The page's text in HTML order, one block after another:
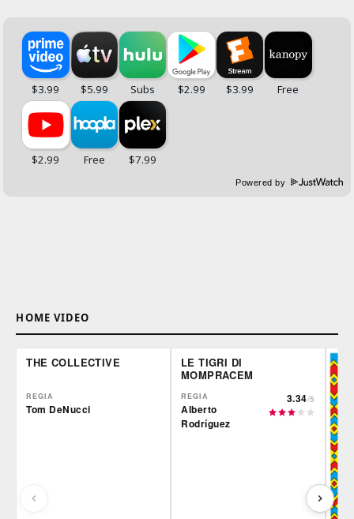
Powered by
HOME VIDEO
THE COLLECTIVE
REGIA
Tom DeNucci
LE TIGRI DI
MOMPRACEM
REGIA
Alberto
Rodríguez
3.34/5